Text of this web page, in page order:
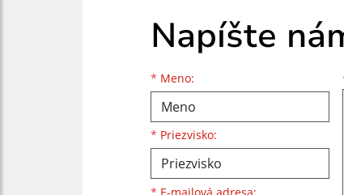
Napíšte
* Meno:
Meno
* Priezvisko:
Priezvisko
E-mailová adresa